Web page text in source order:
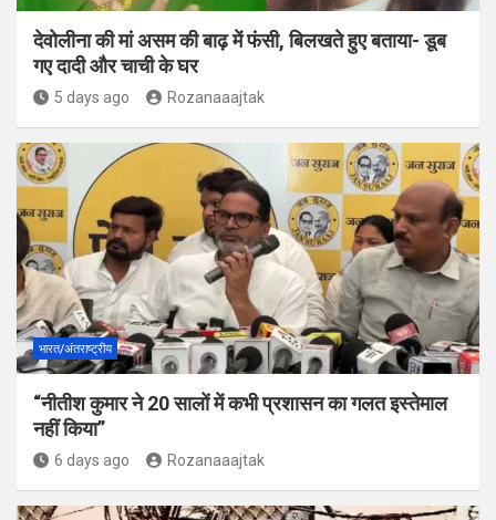
देवोलीना की मां असम की बाढ़ में फंसी, बिलखते हुए बताया- डूब
गए दादी और चाची के घर
5 days ago Rozanaaajtak
भारत/अंतराष्ट्रीय
“नीतीश कुमार ने 20 सालों में कभी प्रशासन का गलत इस्तेमाल
नहीं किया”
6 days ago Rozanaaajtak